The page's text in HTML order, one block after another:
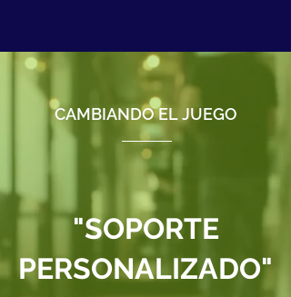
CAMBIANDO EL JUEGO
"SOPORTE
PERSONALIZADO"